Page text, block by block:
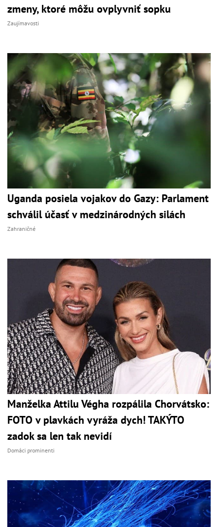
zmeny, ktoré môžu ovplyvniť sopku
Zaujímavosti
Uganda posiela vojakov do Gazy: Parlament
schválil účasť v medzinárodných silách
Zahraničné
Manželka Attilu Végha rozpálila Chorvátsko:
FOTO v plavkách vyráža dych! TAKÝTO
zadok sa len tak nevidí
Domáci prominenti